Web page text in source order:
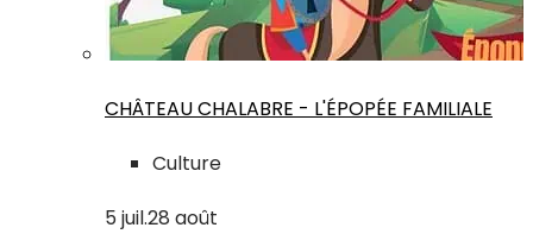
CHÂTEAU CHALABRE - L'ÉPOPÉE FAMILIALE
Culture
5 juil.28 août